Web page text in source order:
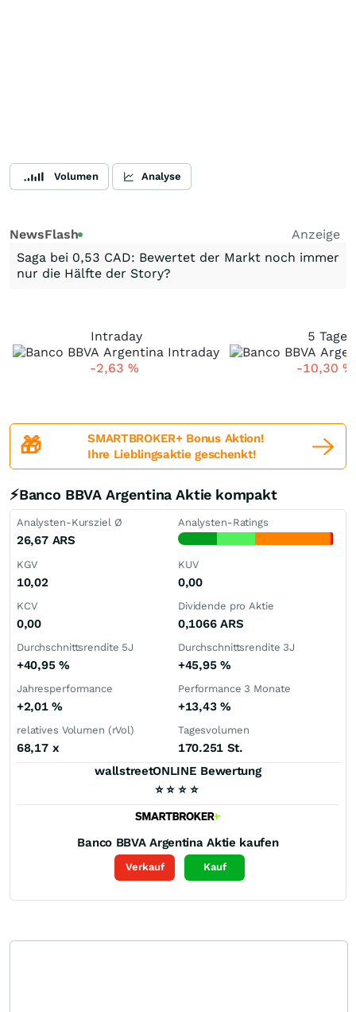
Volumen Analyse
NewsFlash
Anzeige
Saga bei 0,53 CAD: Bewertet der Markt noch immer
nur die Hälfte der Story?
Intraday
-2,63 %
5 Tage
-10,30 %
🎁
SMARTBROKER+ Bonus Aktion!
Ihre Lieblingsaktie geschenkt!
⚡Banco BBVA Argentina Aktie kompakt
Analysten-Kursziel Ø
26,67 ARS
Analysten-Ratings
KGV
10,02
KUV
0,00
KCV
0,00
Dividende pro Aktie
0,1066 ARS
Durchschnittsrendite 5J
+40,95 %
Durchschnittsrendite 3J
+45,95 %
Jahresperformance
+2,01%
Performance 3 Monate
+13,43 %
relatives Volumen (rVol)
68,17 x
Tagesvolumen
170.251 St.
wallstreetONLINE Bewertung
⭐ ⭐ ⭐ ⭐
Banco BBVA Argentina Aktie kaufen
Verkauf Kauf